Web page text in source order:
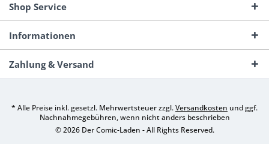
Shop Service
Informationen
Zahlung & Versand
* Alle Preise inkl. gesetzl. Mehrwertsteuer zzgl.Versandkosten und ggf.
Nachnahmegebühren, wenn nicht anders beschrieben
© 2026 Der Comic-Laden - All Rights Reserved.